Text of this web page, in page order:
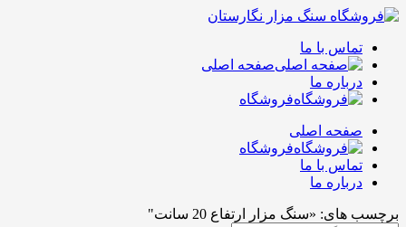
تماس با ما
صفحه اصلی
درباره ما
فروشگاه
صفحه اصلی
فروشگاه
تماس با ما
درباره ما
برچسب های: «سنگ مزار ارتفاع 20 سانت"